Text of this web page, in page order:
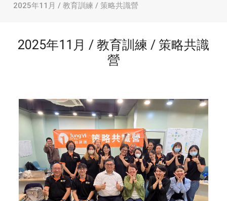
2025年11月 / 教育訓練 / 策略共識營
2025年11月 / 教育訓練 / 策略共識
營